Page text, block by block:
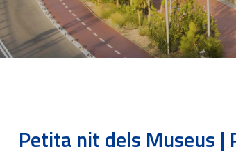
Petita nit dels Museus |